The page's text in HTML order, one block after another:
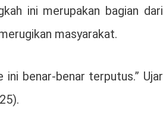
ini merupakan bagian dari
masyarakat.
benar-benar terputus.” Ujar